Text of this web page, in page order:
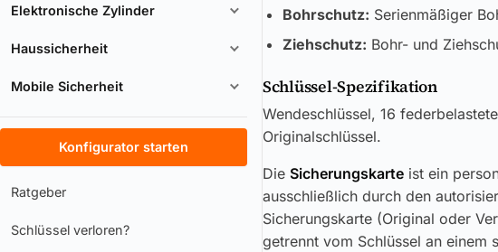
Elektronische Zylinder
Haussicherheit
Mobile Sicherheit
Konfigurator starten
Ratgeber
Schlüssel verloren?
Bohrschutz: Serienmäßiger
Ziehschutz: Bohr- und
Schlüssel-Spezifikation
Wendeschlüssel, 16
Originalschlüssel.
Die Sicherungskarte ist ein
ausschließlich durch den
Sicherungskarte (Original oder
getrennt vom Schlüssel an einem